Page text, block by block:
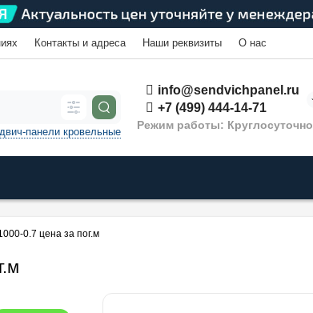
Контакты и адреса Наши реквизиты О нас
info@sendvichpanel.ru
+7 (499) 444-14-71
Режим работы: Круглосуточно
панели кровельные
0.7 цена за пог.м